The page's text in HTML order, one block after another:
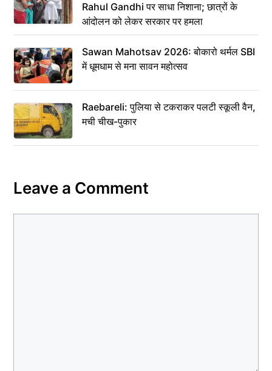
Rahul Gandhi पर साधा निशाना; छात्रों के
आंदोलन को लेकर सरकार पर हमला
Sawan Mahotsav 2026: बोकारो थर्मल SBI
में धूमधाम से मना सावन महोत्सव
Raebareli: पुलिया से टकराकर पलटी स्कूली वैन,
मची चीख-पुकार
Leave a Comment